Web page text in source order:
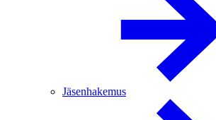
Jäsenhakemus